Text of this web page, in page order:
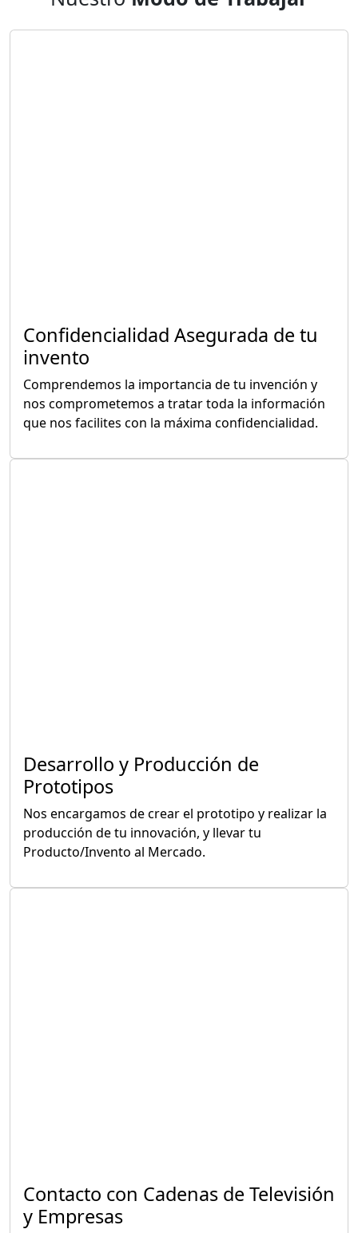
Confidencialidad Asegurada de tu
invento
Comprendemos la importancia de tu invención y
nos comprometemos a tratar toda la información
que nos facilites con la máxima confidencialidad.
Desarrollo y Producción de
Prototipos
Nos encargamos de crear el prototipo y realizar la
producción de tu innovación, y llevar tu
Producto/Invento al Mercado.
Contacto con Cadenas de Televisión
y Empresas